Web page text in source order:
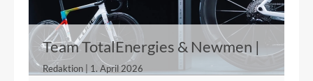
Team TotalEnergies & Newmen |
29.04.2026
Redaktion | 1. April 2026